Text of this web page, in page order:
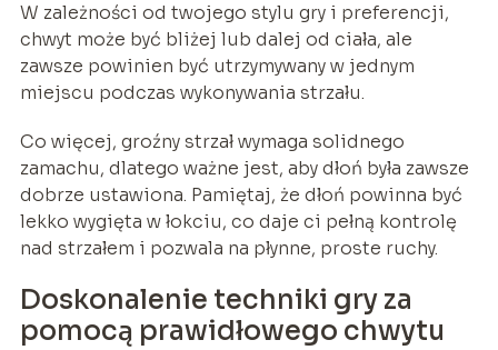
W zależności od twojego stylu gry i preferencji,
chwyt może być bliżej lub dalej od ciała, ale
zawsze powinien być utrzymywany w jednym
miejscu podczas wykonywania strzału.
Co więcej, groźny strzał wymaga solidnego
zamachu, dlatego ważne jest, aby dłoń była zawsze
dobrze ustawiona. Pamiętaj, że dłoń powinna być
lekko wygięta w łokciu, co daje ci pełną kontrolę
nad strzałem i pozwala na płynne, proste ruchy.
Doskonalenie techniki gry za
pomocą prawidłowego chwytu